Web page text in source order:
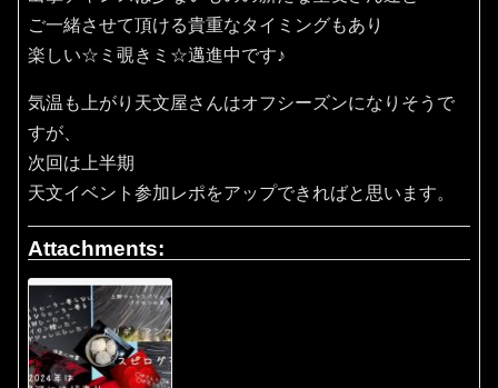
ご一緒させて頂ける貴重なタイミングもあり
楽しい☆ミ覗きミ☆邁進中です♪
気温も上がり天文屋さんはオフシーズンになりそうで
すが、
次回は上半期
天文イベント参加レポをアップできればと思います。
Attachments: